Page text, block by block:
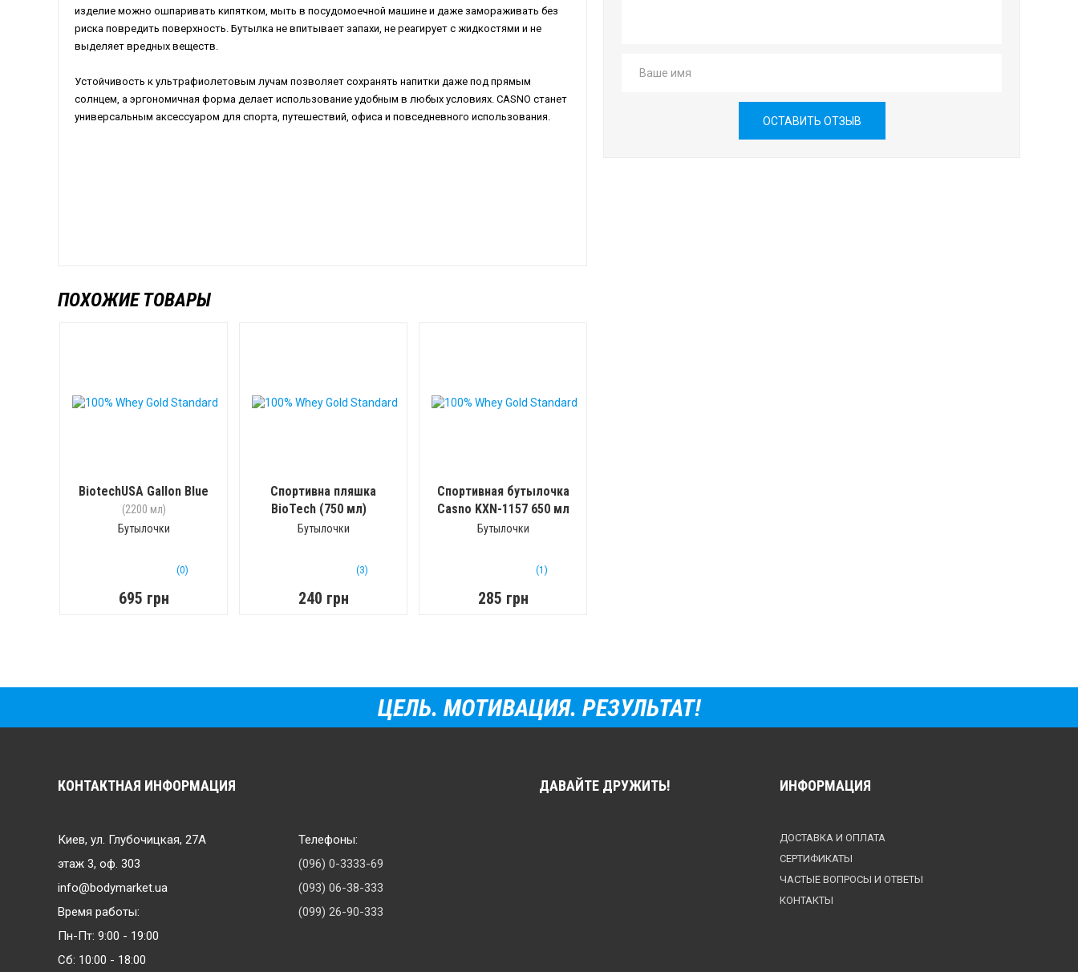
изделие можно ошпаривать кипятком, мыть в посудомоечной машине и даже замораживать без
риска повредить поверхность. Бутылка не впитывает запахи, не реагирует с жидкостями и не
выделяет вредных веществ.
Устойчивость к ультрафиолетовым лучам позволяет сохранять напитки даже под прямым
солнцем, а эргономичная форма делает использование удобным в любых условиях. CASNO станет
универсальным аксессуаром для спорта, путешествий, офиса и повседневного использования.
ПОХОЖИЕ ТОВАРЫ
BiotechUSA Gallon Blue
(2200 мл)
Бутылочки
(0)
695 грн
Спортивна пляшка
BioTech (750 мл)
Бутылочки
(3)
240 грн
Спортивная бутылочка
Casno KXN-1157 650 мл
Салатовая (650 мл)
Бутылочки
(1)
285 грн
ОСТАВИТЬ ОТЗЫВ
ЦЕЛЬ. МОТИВАЦИЯ. РЕЗУЛЬТАТ!
КОНТАКТНАЯ ИНФОРМАЦИЯ
Киев, ул. Глубочицкая, 27А
этаж 3, оф. 303
info@bodymarket.ua
Время работы:
Пн-Пт: 9:00 - 19:00
Сб: 10:00 - 18:00
Телефоны:
(096) 0-3333-69
(093) 06-38-333
(099) 26-90-333
ДАВАЙТЕ ДРУЖИТЬ! ИНФОРМАЦИЯ
ДОСТАВКА И ОПЛАТА
СЕРТИФИКАТЫ
ЧАСТЫЕ ВОПРОСЫ И ОТВЕТЫ
КОНТАКТЫ